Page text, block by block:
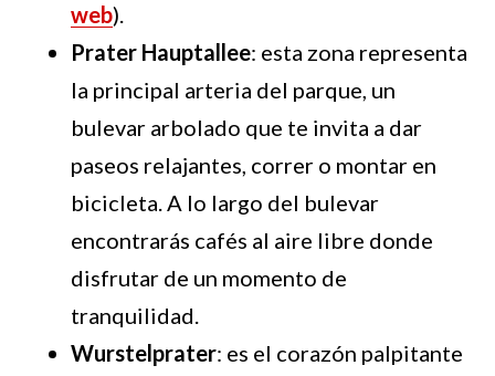
web).
Prater Hauptallee: esta zona representa
la principal arteria del parque, un
bulevar arbolado que te invita a dar
paseos relajantes, correr o montar en
bicicleta. A lo largo del bulevar
encontrarás cafés al aire libre donde
disfrutar de un momento de
tranquilidad.
Wurstelprater: es el corazón palpitante